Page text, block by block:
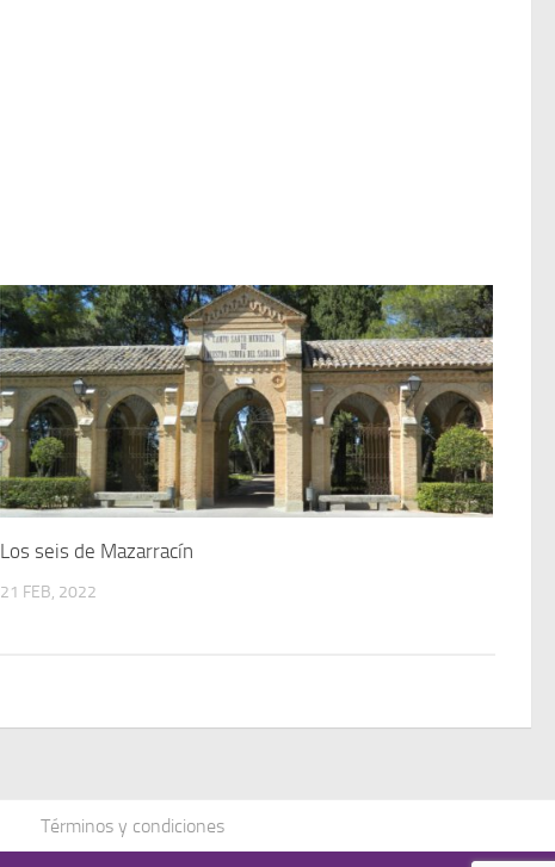
Los seis de Mazarracín
21 FEB, 2022
Términos y condiciones